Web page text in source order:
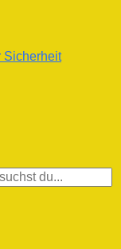
Sicherheit